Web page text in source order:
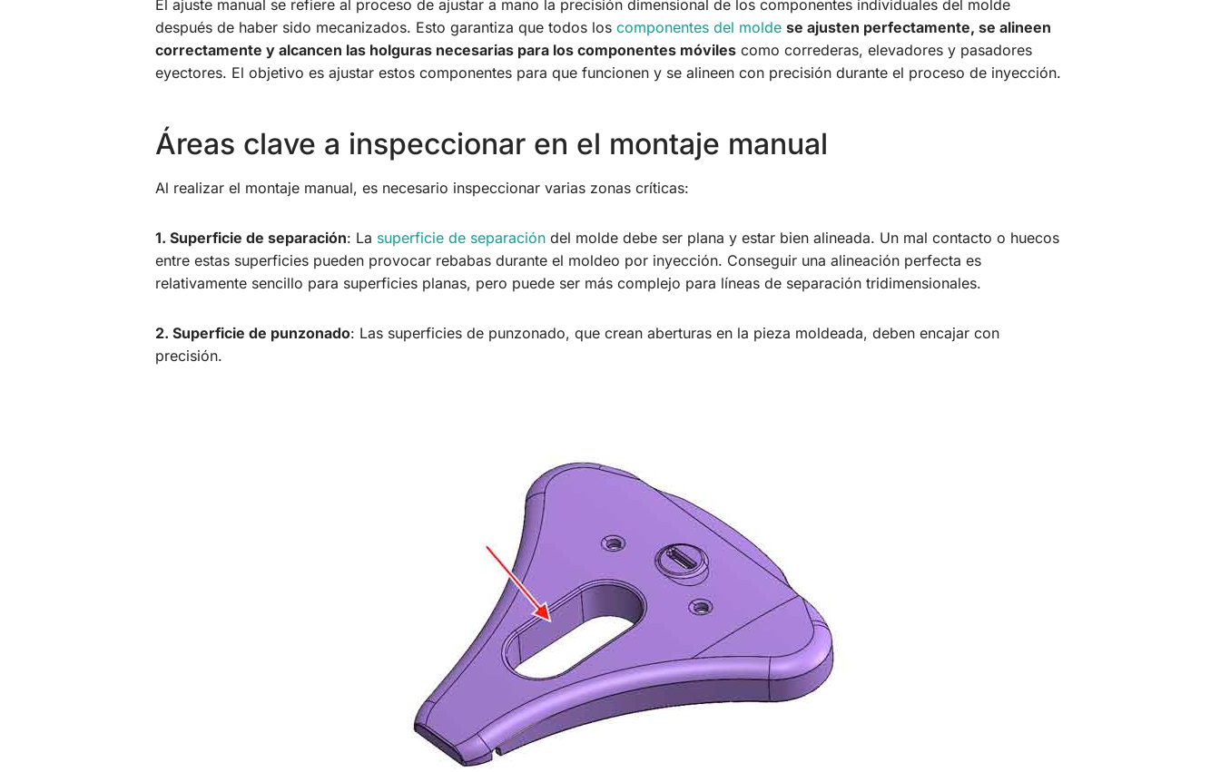
El ajuste manual se refiere al proceso de ajustar a mano la precisión dimensional de los componentes individuales del molde
después de haber sido mecanizados. Esto garantiza que todos los componentes del molde se ajusten perfectamente, se alineen
correctamente y alcancen las holguras necesarias para los componentes móvilescomo correderas, elevadores y pasadores
eyectores. El objetivo es ajustar estos componentes para que funcionen y se alineen con precisión durante el proceso de inyección.
Áreas clave a inspeccionar en el montaje manual
Al realizar el montaje manual, es necesario inspeccionar varias zonas críticas:
1. Superficie de separación: La superficie de separacióndel molde debe ser plana y estar bien alineada. Un mal contacto o huecos
entre estas superficies pueden provocar rebabas durante el moldeo por inyección. Conseguir una alineación perfecta es
relativamente sencillo para superficies planas, pero puede ser más complejo para líneas de separación tridimensionales.
2. Superficie de punzonado: Las superficies de punzonado, que crean aberturas en la pieza moldeada, deben encajar con
precisión.